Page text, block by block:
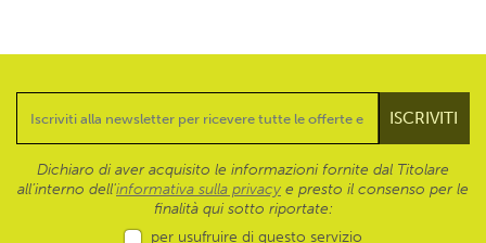
Dichiaro di aver acquisito le informazioni fornite dal Titolare
all’interno dell'informativa sulla privacy e presto il consenso per le
finalità qui sotto riportate:
per usufruire di questo servizio